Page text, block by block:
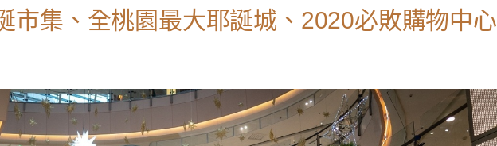
市集、全桃園最大耶誕城、2020必敗購物中心